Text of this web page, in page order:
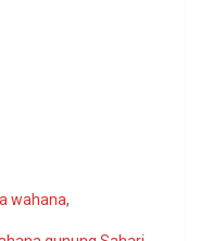
wahana,